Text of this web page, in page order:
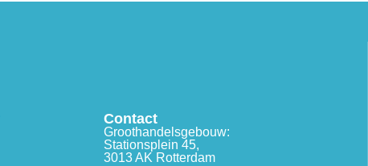
Contact
Groothandelsgebouw:
Stationsplein 45,
3013 AK Rotterdam